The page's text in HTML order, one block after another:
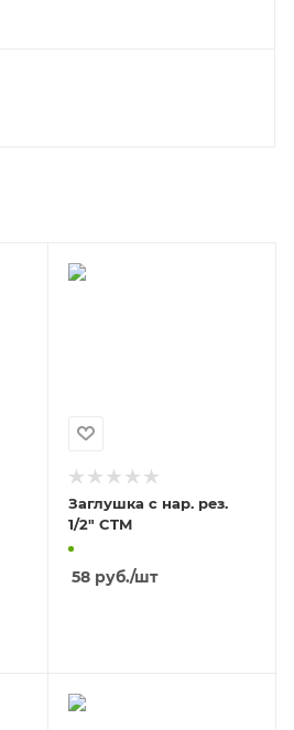
Заглушка с нар. рез.
1/2" CTM
58руб./шт